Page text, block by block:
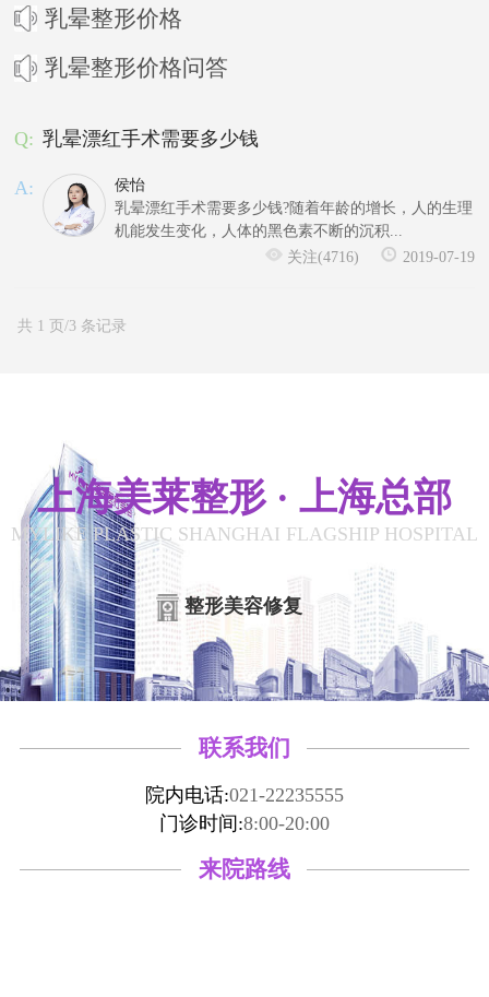
乳晕整形价格
乳晕整形价格问答
Q: 乳晕漂红手术需要多少钱
A:
侯怡
乳晕漂红手术需要多少钱?随着年龄的增长，人的生理
机能发生变化，人体的黑色素不断的沉积...
关注(4716)
2019-07-19
共 1 页/3 条记录
上海美莱整形 · 上海总部
MYLIKE PLASTIC SHANGHAI FLAGSHIP HOSPITAL
整形美容修复
联系我们
院内电话:021-22235555
门诊时间:8:00-20:00
来院路线